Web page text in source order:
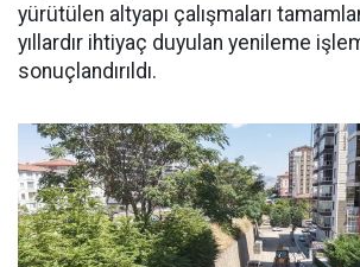
yürütülen altyapı çalışmaları
yıllardır ihtiyaç duyulan yenileme
sonuçlandırıldı.